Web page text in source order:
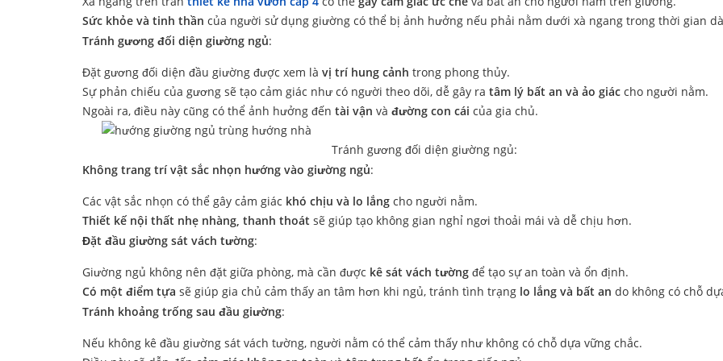
Sức khỏe và tinh thần của người sử dụng giường có thể bị ảnh hưởng nếu phải nằm dưới xà ngang trong thời gian
Tránh gương đối diện giường ngủ:
Đặt gương đối diện đầu giường được xem là vị trí hung cảnh trong phong thủy.
Sự phản chiếu của gương sẽ tạo cảm giác như có người theo dõi, dễ gây ra tâm lý bất an và ảo giác cho người nằm.
Ngoài ra, điều này cũng có thể ảnh hưởng đến tài vận và đường con cái của gia chủ.
Tránh gương đối diện giường ngủ:
Không trang trí vật sắc nhọn hướng vào giường ngủ:
Các vật sắc nhọn có thể gây cảm giác khó chịu và lo lắng cho người nằm.
Thiết kế nội thất nhẹ nhàng, thanh thoát sẽ giúp tạo không gian nghỉ ngơi thoải mái và dễ chịu hơn.
Đặt đầu giường sát vách tường:
Giường ngủ không nên đặt giữa phòng, mà cần được kê sát vách tường để tạo sự an toàn và ổn định.
Có một điểm tựa sẽ giúp gia chủ cảm thấy an tâm hơn khi ngủ, tránh tình trạng lo lắng và bất an do không có chỗ
Tránh khoảng trống sau đầu giường:
Nếu không kê đầu giường sát vách tường, người nằm có thể cảm thấy như không có chỗ dựa vững chắc.